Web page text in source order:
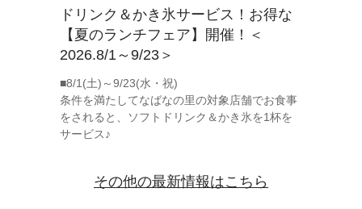
ドリンク＆かき氷サービス！お得な
【夏のランチフェア】開催！＜
2026.8/1～9/23＞
■8/1(土)～9/23(水・祝)
条件を満たしてなばなの里の対象店舗でお食事
をされると、ソフトドリンク＆かき氷を1杯を
サービス♪
その他の最新情報はこちら